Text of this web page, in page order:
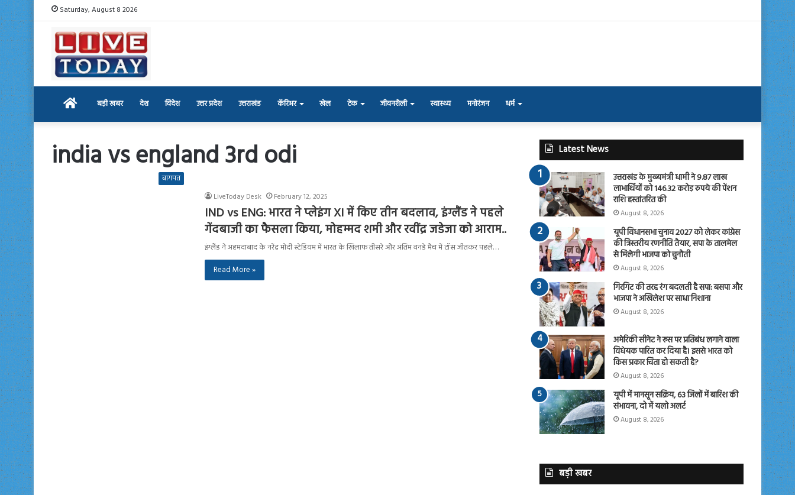
Saturday, August 8 2026
Home बड़ी खबर देश विदेश उत्तर प्रदेश उत्तराखंड कॅरिअर खेल टेक जीवनशैली स्वास्थ्य मनोरंजन धर्म
india vs england 3rd odi
बागपत
LiveToday Desk
February 12, 2025
IND vs ENG: भारत ने प्लेइंग XI में किए तीन बदलाव, इंग्लैंड ने पहले
गेंदबाजी का फैसला किया, मोहम्मद शमी और रवींद्र जडेजा को आराम..
इंग्लैंड ने अहमदाबाद के नरेंद्र मोदी स्टेडियम में भारत के खिलाफ तीसरे और अंतिम वनडे मैच में टॉस जीतकर पहले…
Read More »
Latest News
उत्तराखंड के मुख्यमंत्री धामी ने 9.87 लाख
लाभार्थियों को 146.32 करोड़ रुपये की पेंशन
राशि हस्तांतरित की
August 8, 2026
यूपी विधानसभा चुनाव 2027 को लेकर कांग्रेस
की त्रिस्तरीय रणनीति तैयार, सपा के तालमेल
से मिलेगी भाजपा को चुनौती
August 8, 2026
गिरगिट की तरह रंग बदलती है सपा: बसपा और
भाजपा ने अखिलेश पर साधा निशाना
August 8, 2026
अमेरिकी सीनेट ने रूस पर प्रतिबंध लगाने वाला
विधेयक पारित कर दिया है। इससे भारत को
किस प्रकार चिंता हो सकती है?
August 8, 2026
यूपी में मानसून सक्रिय, 63 जिलों में बारिश की
संभावना, दो में यलो अलर्ट
August 8, 2026
बड़ी खबर